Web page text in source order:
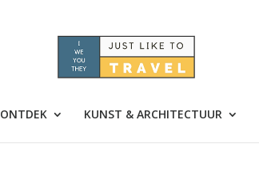
ONTDEK KUNST & ARCHITECTUUR